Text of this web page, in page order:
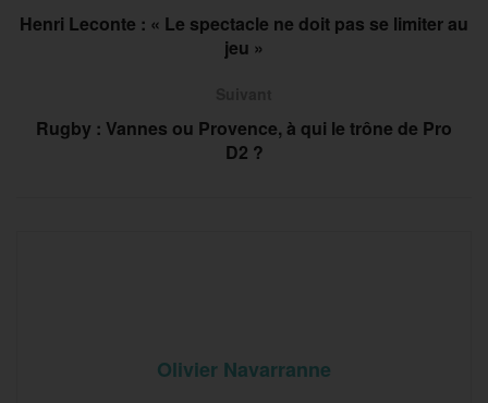
Henri Leconte : « Le spectacle ne doit pas se limiter au
jeu »
Rugby : Vannes ou Provence, à qui le trône de Pro
D2 ?
Olivier Navarranne